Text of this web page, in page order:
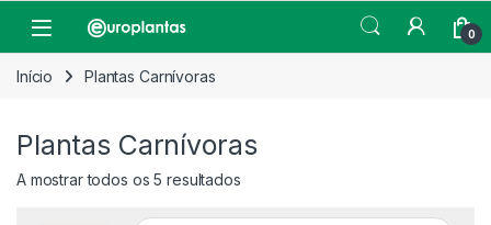
Open 0
Início Plantas Carnívoras
Plantas Carnívoras
A mostrar todos os 5 resultados